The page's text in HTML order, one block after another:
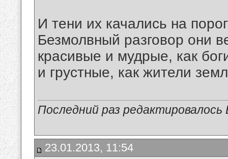
И тени их качались на
Безмолвный разговор они
красивые и мудрые, как
и грустные, как жители
Последний раз
23.01.2013, 11:54